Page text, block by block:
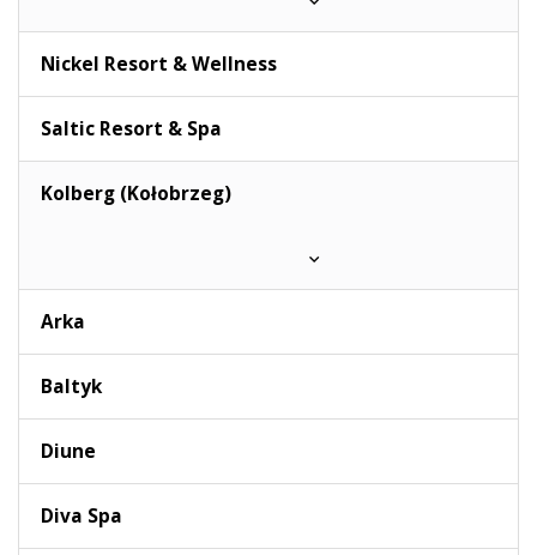
Nickel Resort & Wellness
Saltic Resort & Spa
Kolberg (Kołobrzeg)
Arka
Baltyk
Diune
Diva Spa